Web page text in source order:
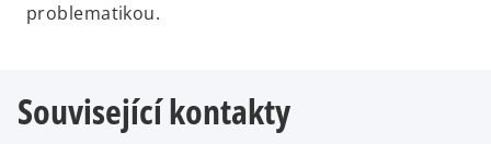
problematikou.
Související kontakty